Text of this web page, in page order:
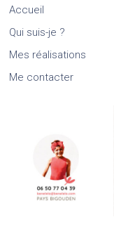
Accueil
Qui suis-je ?
Mes réalisations
Me contacter